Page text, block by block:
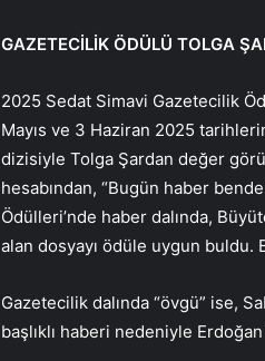
GAZETECİLİK ÖDÜLÜ TOLGA
2025 Sedat Simavi Gazetecilik
Mayıs ve 3 Haziran 2025
dizisiyle Tolga Şardan değer
hesabından, “Bugün haber
Ödülleri’nde haber dalında,
alan dosyayı ödüle uygun buldu.
Gazetecilik dalında “övgü” ise,
başlıklı haberi nedeniyle Erdoğan